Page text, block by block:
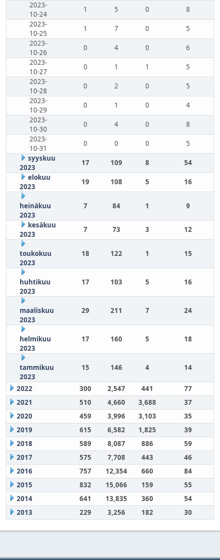
2023-
10-24
1 5 0
8
2023-
10-25
1 7 0
5
2023-
10-26
0 4 0
6
2023-
10-27
0 1 1
5
2023-
10-28
0 2 0
5
2023-
10-29
0 1 0
4
2023-
10-30
0 4 0
8
2023-
10-31
0 0 0
5
syyskuu
2023
17 109 8
54
elokuu
2023
19 108 5 16
heinäkuu
2023
7 84 1 9
kesäkuu
2023
7 73 3 12
toukokuu
2023
18 122 1 15
huhtikuu
2023
17 103 5 16
maaliskuu
2023
29 211 7 24
helmikuu
2023
17 160 5 18
tammikuu
2023
15 146 4 14
2022 300 2,547 441
77
2021
510 4,660 3,688
37
2020
459 3,996 3,103
35
2019
615 6,582 1,825
39
2018
589 8,087 886
59
2017
575 7,708 443
46
2016
757 12,354 660
84
2015
832 15,066 159
55
2014
641 13,835 360
54
2013
229 3,256 182 30